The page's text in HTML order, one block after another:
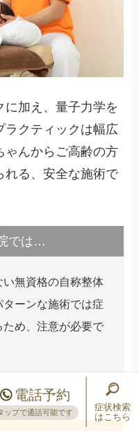
加え、量子力学を
ラクティックは幅広
ゃんからご高齢の方
れる、安全な施術で
では…
無資格の自称整体
ーンな施術では症
め、注意が必要で
電話予約
ップで通話可能です
症状検索
はこちら